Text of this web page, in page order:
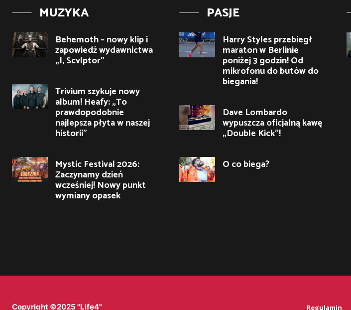
MUZYKA
Behemoth – nowy klip i
zapowiedź wydawnictwa
„I, Scvlptor”
Trivium szykuje nowy
album! Heafy: „To
prawdopodobnie
najlepsza płyta w naszej
historii”
Mystic Festival 2026:
Zaczynamy dzień
wcześniej! Nowy punkt
wymiany opasek
PASJE
Harry Styles przebiegł
maraton w Berlinie
poniżej 3 godzin! Od
mikrofonu do butów do
biegania!
Dave Lombardo
wypuszcza oficjalną kawę
„Double Kick”!
O co biega?
Copyright ©2025 "Life4" Regulamin